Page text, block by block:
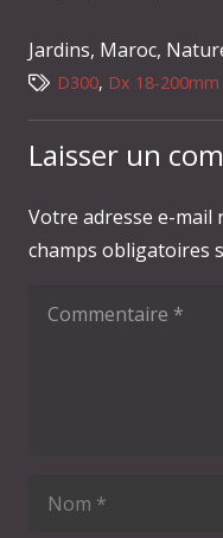
Jardins, Maroc,
D300, Dx 18-200mm
Laisser un
Votre adresse e-mail
champs obligatoires